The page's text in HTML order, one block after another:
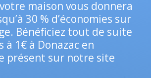
maison vous donnera
30 % d’économies sur
Bénéficiez tout de suite
à 1€ à Donazac en
présent sur notre site